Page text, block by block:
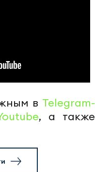
в Telegram-
, а также